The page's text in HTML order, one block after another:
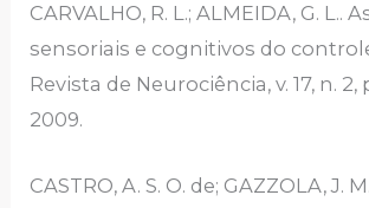
CARVALHO, R. L.; ALMEIDA, G. L..
sensoriais e cognitivos do
Revista de Neurociência, v. 17, n. 2,
2009.
CASTRO, A. S. O. de; GAZZOLA, J.